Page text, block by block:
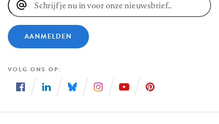
E-
mailadres
AANMELDEN
VOLG ONS OP
ons
ons
ons
ons
ons
ons